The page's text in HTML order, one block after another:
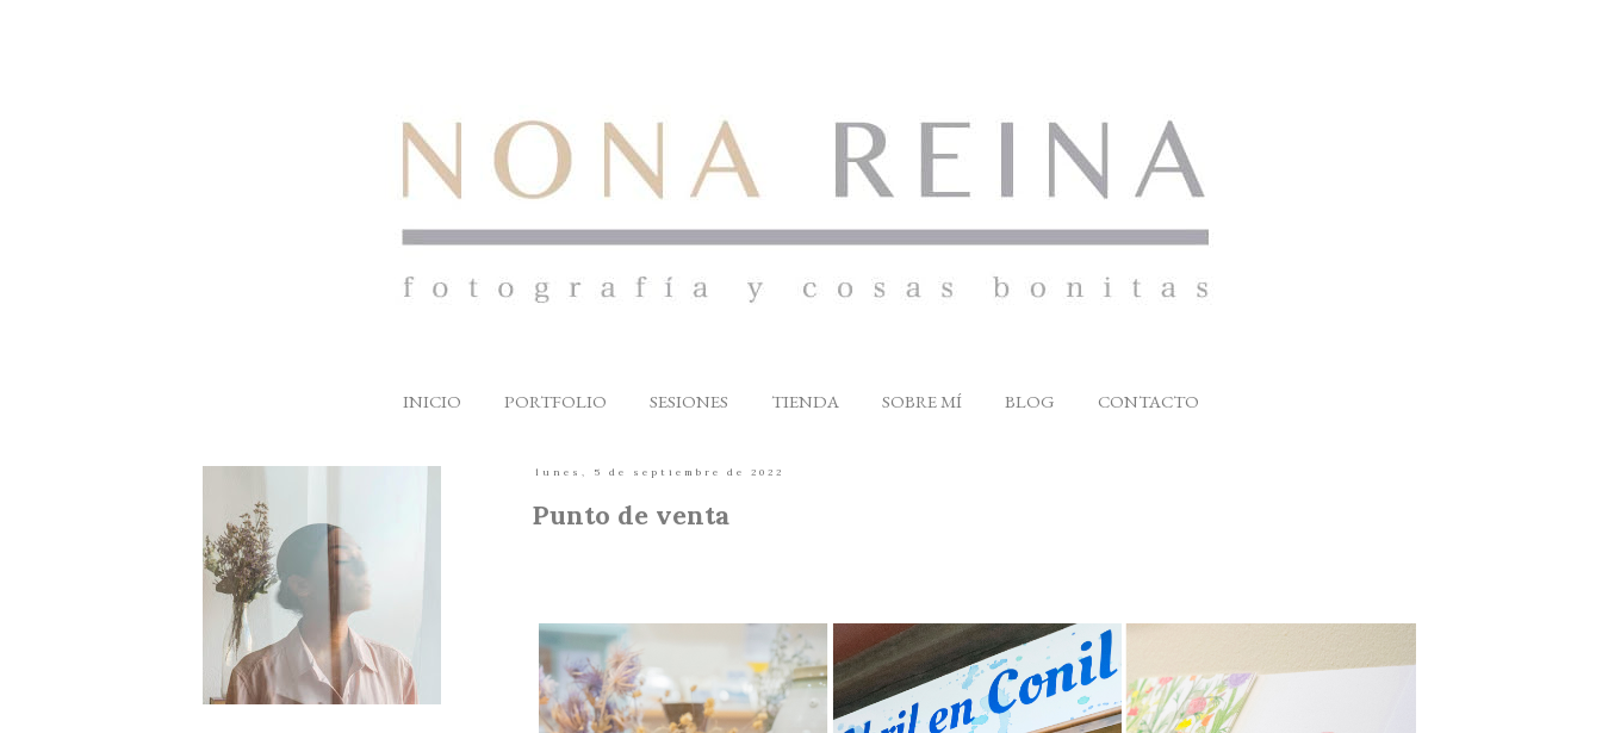
INICIO PORTFOLIO SESIONES TIENDA SOBRE MÍ BLOG CONTACTO
lunes, 5 de septiembre de 2022
Punto de venta